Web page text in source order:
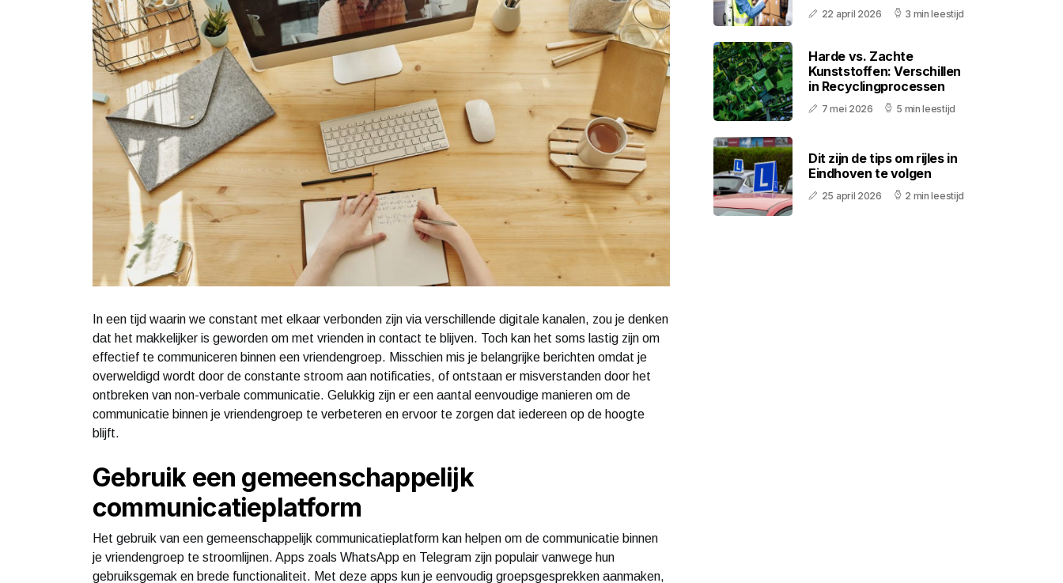
In een tijd waarin we constant met elkaar verbonden zijn via verschillende digitale kanalen, zou je denken
dat het makkelijker is geworden om met vrienden in contact te blijven. Toch kan het soms lastig zijn om
effectief te communiceren binnen een vriendengroep. Misschien mis je belangrijke berichten omdat je
overweldigd wordt door de constante stroom aan notificaties, of ontstaan er misverstanden door het
ontbreken van non-verbale communicatie. Gelukkig zijn er een aantal eenvoudige manieren om de
communicatie binnen je vriendengroep te verbeteren en ervoor te zorgen dat iedereen op de hoogte
blijft.
Gebruik een gemeenschappelijk
communicatieplatform
Het gebruik van een gemeenschappelijk communicatieplatform kan helpen om de communicatie binnen
je vriendengroep te stroomlijnen. Apps zoals WhatsApp en Telegram zijn populair vanwege hun
gebruiksgemak en brede functionaliteit. Met deze apps kun je eenvoudig groepsgesprekken aanmaken,
22 april 2026 3 min leestijd
Harde vs. Zachte
Kunststoffen: Verschillen
in Recyclingprocessen
7 mei 2026 5 min leestijd
Dit zijn de tips om rijles in
Eindhoven te volgen
25 april 2026 2 min leestijd